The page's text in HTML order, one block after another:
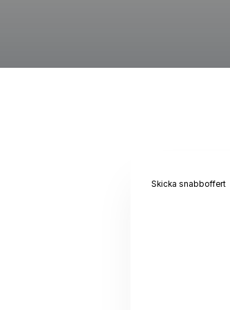
Skicka snabboffert